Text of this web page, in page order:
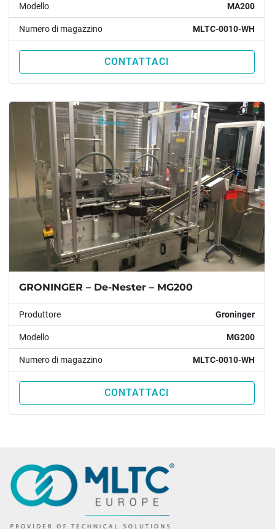
Modello MA200
Numero di magazzino MLTC-0010-WH
CONTATTACI
GRONINGER – De-Nester – MG200
Produttore Groninger
Modello MG200
Numero di magazzino MLTC-0010-WH
CONTATTACI